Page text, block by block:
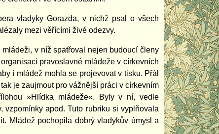
vladyky Gorazda, v nichž psal o všech
mezi věřícími živé odezvy.
v níž spatřoval nejen budoucí členy
pravoslavné mládeže v církevních
i mládež mohla se projevovat v tisku. Přál
je zaujmout pro vážnější práci v církevním
»Hlídka mládeže«. Byly v ní, vedle
vzpomínky apod. Tuto rubriku si vyplňovala
Mládež pochopila dobrý vladykův úmysl a